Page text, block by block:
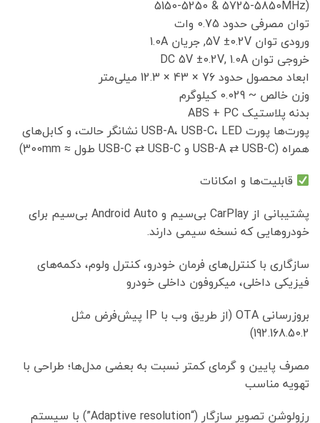
5150-5250 & 5725-5850MHz)
توان مصرفی حدود 0.75 وات
ورودی توان 5V ±0.2V, جریان 1.0A
خروجی توان DC 5V ±0.2V, 1.0A
ابعاد محصول حدود 76 × 43 × 12.3 میلی‌متر
وزن خالص ~ 0.029 کیلوگرم
بدنه پلاستیک ABS + PC
پورت‌ها پورت USB-A، USB-C، LED نشانگر حالت، و کابل‌های
همراه (USB-A ⇄ USB-C و USB-C ⇄ USB-C طول ≈ 300mm)
قابلیت‌ها و امکانات
پشتیبانی از CarPlay بی‌سیم و Android Auto بی‌سیم برای
خودروهایی که نسخه سیمی دارند.
سازگاری با کنترل‌های فرمان خودرو، کنترل ولوم، دکمه‌های
فیزیکی داخلی، میکروفون داخلی خودرو
بروزرسانی OTA (از طریق وب با IP پیش‌فرض مثل
192.168.50.2)
مصرف پایین و گرمای کمتر نسبت به بعضی مدل‌ها؛ طراحی با
تهویه مناسب
رزولوشن تصویر سازگار (“Adaptive resolution”) با سیستم